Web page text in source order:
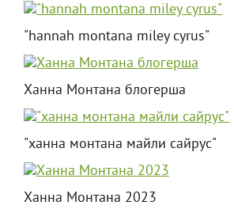
"hannah montana miley cyrus"
Ханна Монтана блогерша
"ханна монтана майли сайрус"
Ханна Монтана 2023